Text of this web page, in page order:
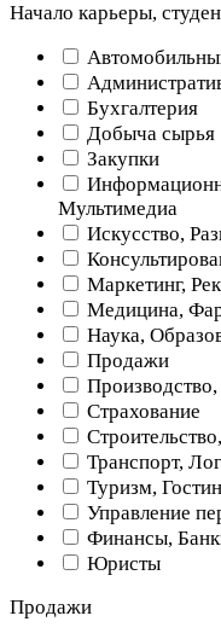
Начало карьеры,
Бухгалтерия
Добыча сырья
Закупки
Мультимедиа
Искусство,
Маркетинг,
Медицина,
Наука,
Продажи
Страхование
Транспорт,
Туризм,
Управление
Финансы,
Юристы
Продажи